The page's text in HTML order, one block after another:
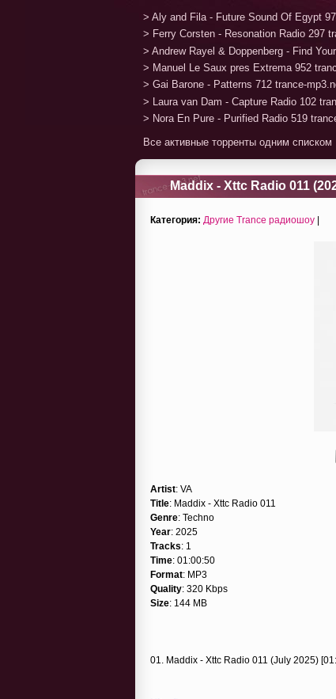
> Aly and Fila - Future Sound Of Egypt
> Ferry Corsten - Resonation Radio 297
> Andrew Rayel & Doppenberg - Find
> Manuel Le Saux pres Extrema 952
> Gai Barone - Patterns 712 trance-
> Laura van Dam - Capture Radio 102
> Nora En Pure - Purified Radio 519
Все активные торренты одним списком
Maddix - Xttc Radio 011
Категория: Другие Trance радиошоу |
Artist: VA
Title: Maddix - Xttc Radio 011
Genre: Techno
Year: 2025
Tracks: 1
Time: 01:00:50
Format: MP3
Quality: 320 Kbps
Size: 144 MB
01. Maddix - Xttc Radio 011 (July 2025)